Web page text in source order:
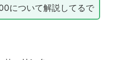
について解説してるで